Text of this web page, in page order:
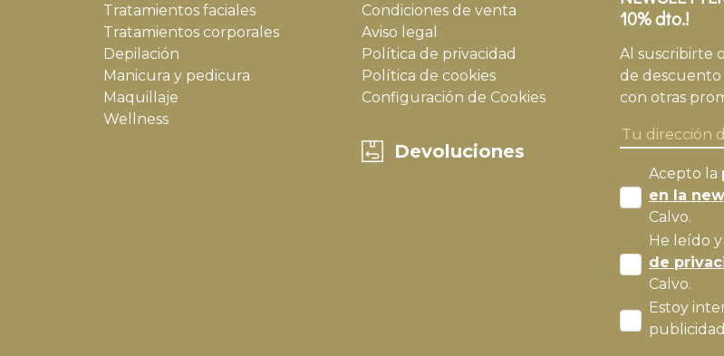
Tratamientos faciales
Tratamientos corporales
Depilación
Manicura y pedicura
Maquillaje
Wellness
Condiciones de venta
Aviso legal
Política de privacidad
Política de cookies
Configuración de Cookies
Devoluciones
10% dto.!
Al suscribirte
de
con otras
Acepto la
en la
Calvo.
He leído
de
Calvo.
Estoy